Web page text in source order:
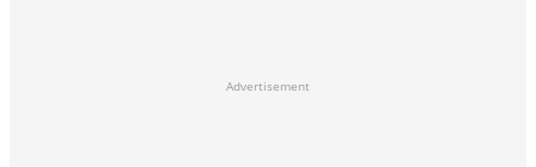
Advertisement